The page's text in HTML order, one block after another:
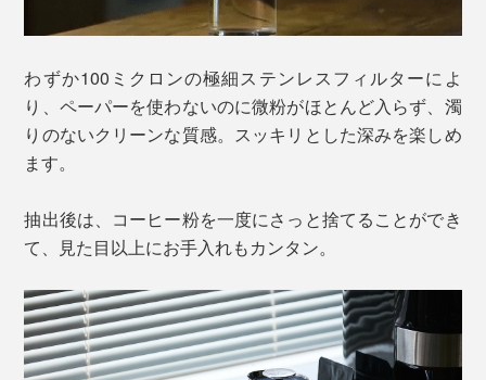
わずか100ミクロンの極細ステンレスフィルターによ
り、ペーパーを使わないのに微粉がほとんど入らず、濁
りのないクリーンな質感。スッキリとした深みを楽しめ
ます。
抽出後は、コーヒー粉を一度にさっと捨てることができ
て、見た目以上にお手入れもカンタン。